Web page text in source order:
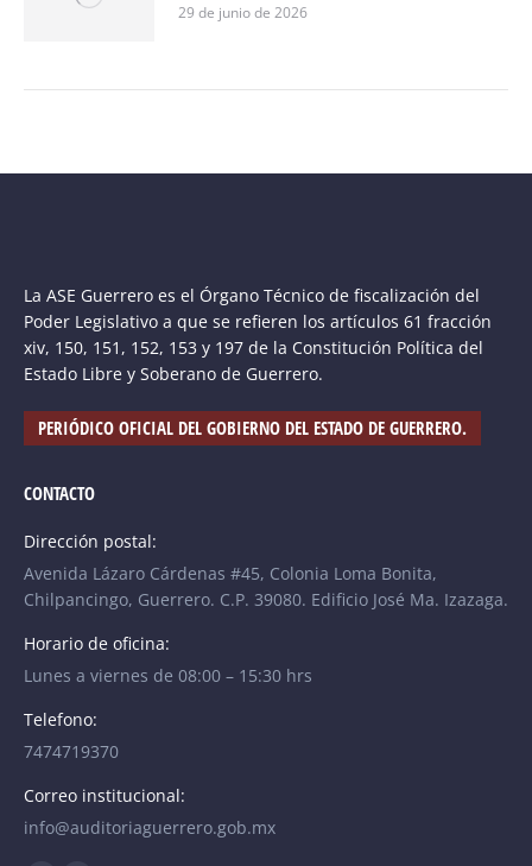
29 de junio de 2026
La ASE Guerrero es el Órgano Técnico de fiscalización del
Poder Legislativo a que se refieren los artículos 61 fracción
xiv, 150, 151, 152, 153 y 197 de la Constitución Política del
Estado Libre y Soberano de Guerrero.
PERIÓDICO OFICIAL DEL GOBIERNO DEL ESTADO DE GUERRERO.
CONTACTO
Dirección postal:
Avenida Lázaro Cárdenas #45, Colonia Loma Bonita,
Chilpancingo, Guerrero. C.P. 39080. Edificio José Ma. Izazaga.
Horario de oficina:
Lunes a viernes de 08:00 – 15:30 hrs
Telefono:
7474719370
Correo institucional:
info@auditoriaguerrero.gob.mx